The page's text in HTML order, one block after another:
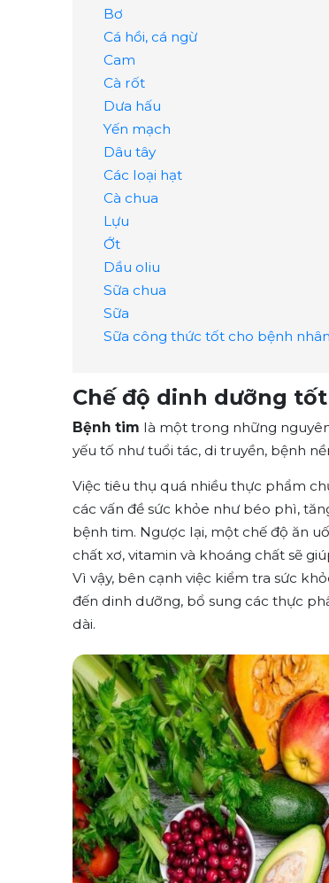
Bơ
Cá hồi, cá ngừ
Cam
Cà rốt
Dưa hấu
Yến mạch
Dâu tây
Các loại hạt
Cà chua
Lựu
Ớt
Dầu oliu
Sữa chua
Sữa
Sữa công thức tốt cho bệnh
Chế độ dinh dưỡng
Bệnh tim là một trong những
yếu tố như tuổi tác, di truyền, bệnh
Việc tiêu thụ quá nhiều thực phẩm
các vấn đề sức khỏe như béo phì,
bệnh tim. Ngược lại, một chế độ ăn
chất xơ, vitamin và khoáng chất sẽ
Vì vậy, bên cạnh việc kiểm tra sức
đến dinh dưỡng, bổ sung các thực
dài.